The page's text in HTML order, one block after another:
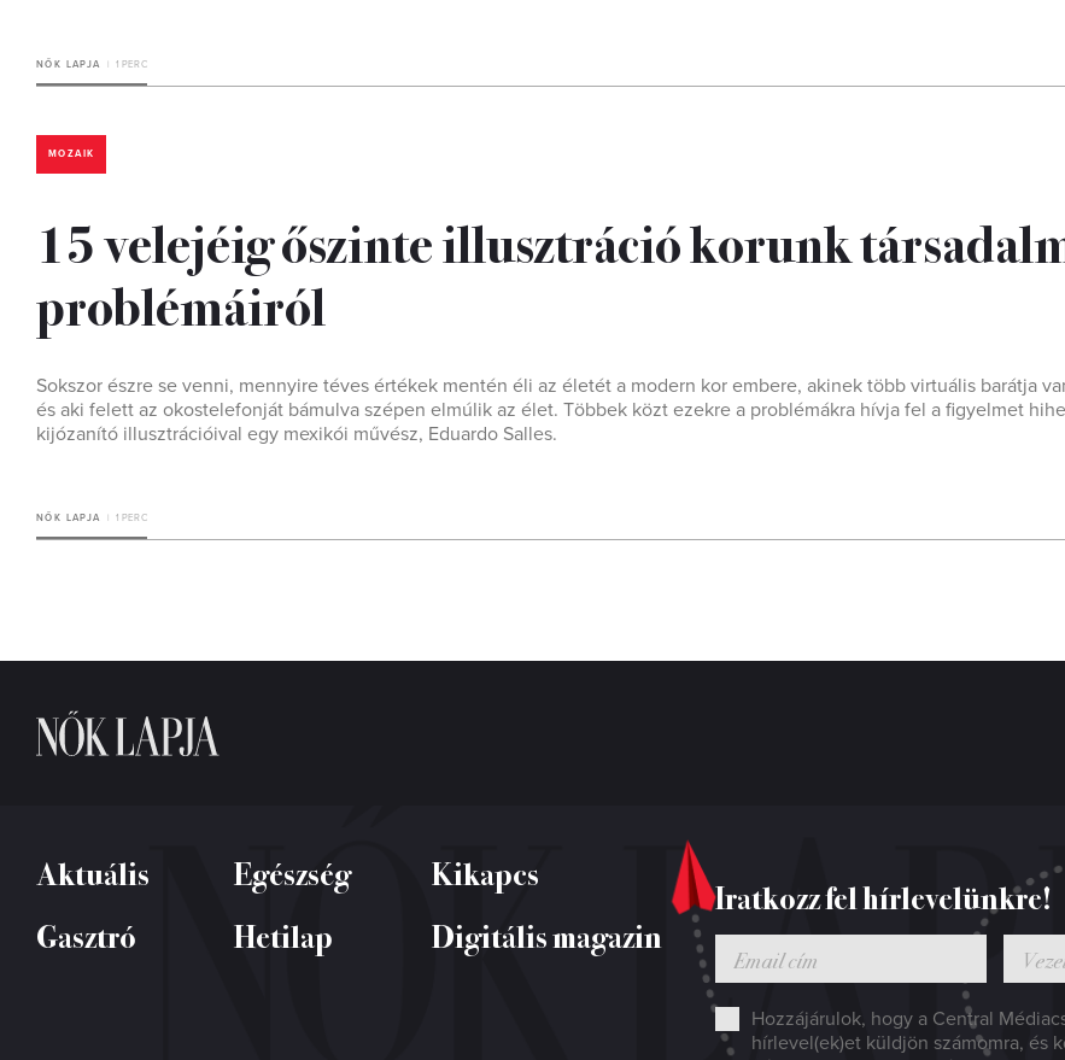
NŐK LAPJA 1 PERC
MOZAIK
15 velejéig őszinte illusztráció korunk
problémáiról
Sokszor észre se venni, mennyire téves értékek mentén éli az életét a modern kor embere, akinek több virtuális barátja
és aki felett az okostelefonját bámulva szépen elmúlik az élet. Többek közt ezekre a problémákra hívja fel a figyelmet
kijózanító illusztrációival egy mexikói művész, Eduardo Salles.
NŐK LAPJA 1 PERC
Aktuális Egészség
Kikapcs
Gasztró
Hetilap Digitális magazin
Iratkozz fel hírlevelünkre!
Hozzájárulok, hogy a Central
hírlevel(ek)et küldjön számomra, és